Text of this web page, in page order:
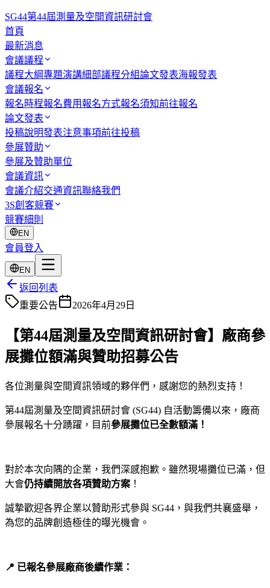
SG44第44屆測量及空間資訊研討會
首頁
最新消息
會議議程
議程大綱專題演講細部議程分組論文發表海報發表
會議報名
報名時程報名費用報名方式報名須知前往報名
論文發表
投稿說明發表注意事項前往投稿
參展贊助
參展及贊助單位
會議資訊
會議介紹交通資訊聯絡我們
3S創客競賽
競賽細則
EN
會員登入
EN
返回列表
重要公告
2026年4月29日
【第44屆測量及空間資訊研討會】廠商參
展攤位額滿與贊助招募公告
各位測量與空間資訊領域的夥伴們，感謝您的熱烈支持！
第44屆測量及空間資訊研討會 (SG44) 自活動籌備以來，廠商
參展報名十分踴躍，目前參展攤位已全數額滿！
對於本次向隅的企業，我們深感抱歉。雖然現場攤位已滿，但
大會仍持續開放各項贊助方案 ！
誠摯歡迎各界企業以贊助形式參與 SG44，與我們共襄盛舉，
為您的品牌創造極佳的曝光機會。
📍 已報名參展廠商後續作業：